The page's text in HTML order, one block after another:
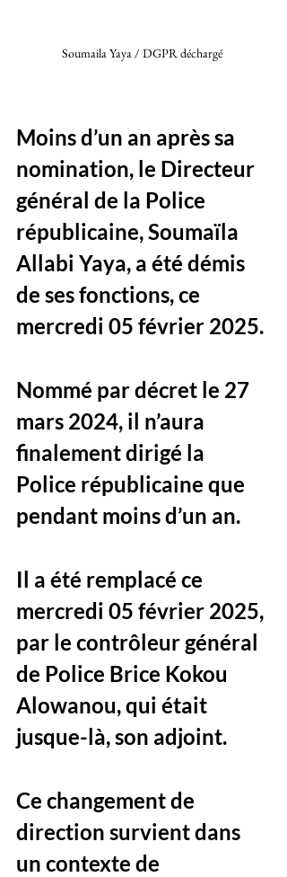
Soumaila Yaya / DGPR déchargé
Moins d’un an après sa
nomination, le Directeur
général de la Police
républicaine, Soumaïla
Allabi Yaya, a été démis
de ses fonctions, ce
mercredi 05 février 2025.
Nommé par décret le 27
mars 2024, il n’aura
finalement dirigé la
Police républicaine que
pendant moins d’un an.
Il a été remplacé ce
mercredi 05 février 2025,
par le contrôleur général
de Police Brice Kokou
Alowanou, qui était
jusque-là, son adjoint.
Ce changement de
direction survient dans
un contexte de